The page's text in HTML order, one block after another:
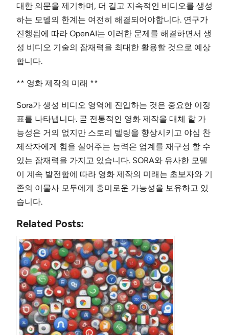
대한 의문을 제기하며, 더 길고 지속적인 비디오를 생성
하는 모델의 한계는 여전히 해결되어야합니다. 연구가
진행됨에 따라 OpenAI는 이러한 문제를 해결하면서 생
성 비디오 기술의 잠재력을 최대한 활용할 것으로 예상
합니다.
** 영화 제작의 미래 **
Sora가 생성 비디오 영역에 진입하는 것은 중요한 이정
표를 나타냅니다. 곧 전통적인 영화 제작을 대체 할 가
능성은 거의 없지만 스토리 텔링을 향상시키고 야심 찬
제작자에게 힘을 실어주는 능력은 업계를 재구성 할 수
있는 잠재력을 가지고 있습니다. SORA와 유사한 모델
이 계속 발전함에 따라 영화 제작의 미래는 초보자와 기
존의 이물사 모두에게 흥미로운 가능성을 보유하고 있
습니다.
Related Posts: